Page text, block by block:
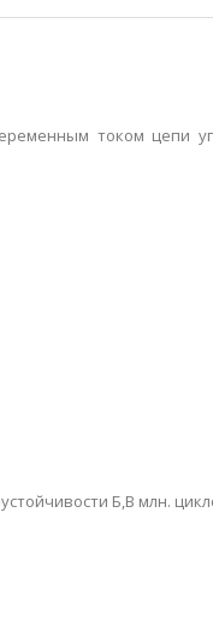
током цепи
Б,В млн.